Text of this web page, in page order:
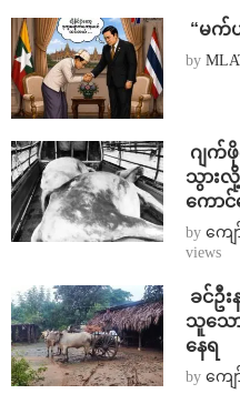
⁨“မ
by
ဂျက်
သွားလို့
ကော
by ကျေ
views
ခင်ဦ
သူသော
နေရ
by ကျေ